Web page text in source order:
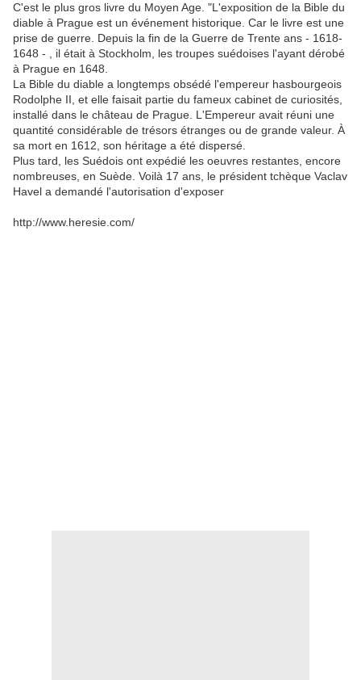
C'est le plus gros livre du Moyen Age. "L'exposition de la Bible du
diable à Prague est un événement historique. Car le livre est une
prise de guerre. Depuis la fin de la Guerre de Trente ans - 1618-
1648 - , il était à Stockholm, les troupes suédoises l'ayant dérobé
à Prague en 1648.
La Bible du diable a longtemps obsédé l'empereur hasbourgeois
Rodolphe II, et elle faisait partie du fameux cabinet de curiosités,
installé dans le château de Prague. L'Empereur avait réuni une
quantité considérable de trésors étranges ou de grande valeur. À
sa mort en 1612, son héritage a été dispersé.
Plus tard, les Suédois ont expédié les oeuvres restantes, encore
nombreuses, en Suède. Voilà 17 ans, le président tchèque Vaclav
Havel a demandé l'autorisation d'exposer
http://www.heresie.com/